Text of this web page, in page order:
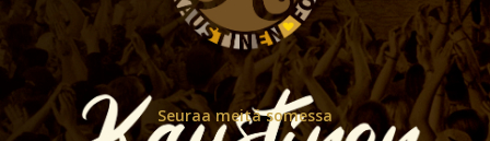
Seuraa meitä somessa